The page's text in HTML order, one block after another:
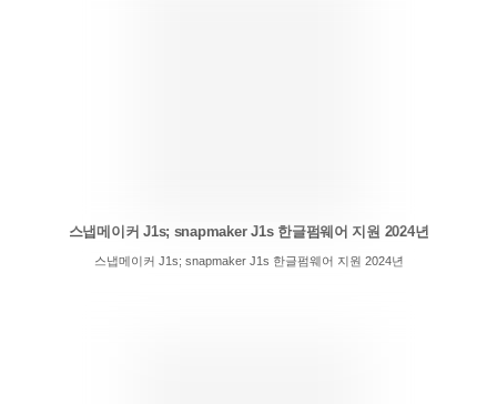
스냅메이커 J1s; snapmaker J1s 한글펌웨어 지원 2024년
스냅메이커 J1s; snapmaker J1s 한글펌웨어 지원 2024년